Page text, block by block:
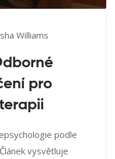
Williams
pro
podle
vysvětluje